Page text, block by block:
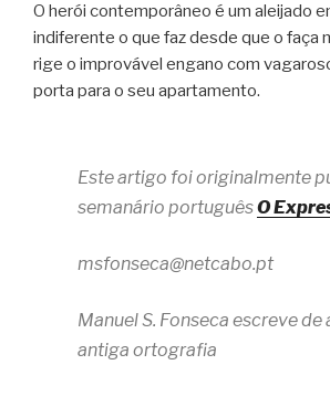
O herói con­tem­po­râ­neo é um alei­jado
indi­fe­rente o que faz desde que o faça
rige o impro­vá­vel engano com
porta para o seu apartamento.
Este artigo foi originalmente
semanário portuguêsO
msfonseca@netcabo.pt
Manuel S. Fonseca escreve
antiga ortografia